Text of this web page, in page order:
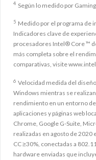
4 Según lo medido por
5 Medido por el programa de
Indicadores clave de
procesadores Intel® Core ™
más completa sobre el
comparativas, visite
6 Velocidad medida del
Windows mientras se
rendimiento en un entorno
aplicaciones y páginas web
Chrome, Google G-Suite,
realizadas en agosto de
CC ≥30%, conectadas a
hardware enviadas que